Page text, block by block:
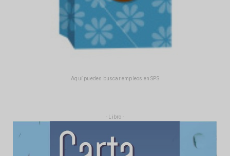
Aquí puedes buscar empleos en SPS
- Libro -